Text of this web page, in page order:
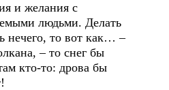
и желания с
людьми. Делать
нечего, то вот как… –
– то снег бы
кто-то: дрова бы